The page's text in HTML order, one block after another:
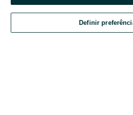
Ao entrares na tua conta, estás a aceitar os
Definir